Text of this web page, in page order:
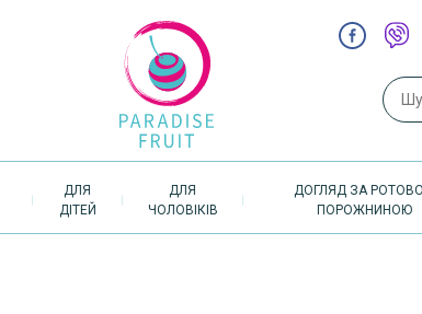
Пошук
ДЛЯ
ДІТЕЙ
ДЛЯ
ЧОЛОВІКІВ
ДОГЛЯД ЗА
ПОРОЖНИНОЮ